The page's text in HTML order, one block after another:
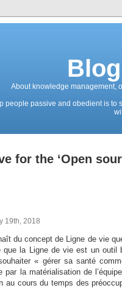
About knowledge management,
people passive and obedient is
for the ‘Open
19th, 2018
du concept de Ligne de vie
que la Ligne de vie est un outil
« gérer sa santé
par la matérialisation de
au cours du temps des